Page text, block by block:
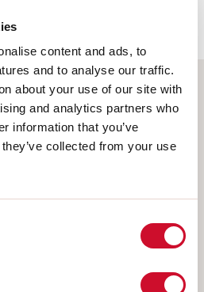
content and ads, to
and to analyse our traffic.
about your use of our site with
and analytics partners who
information that you’ve
collected from your use
product